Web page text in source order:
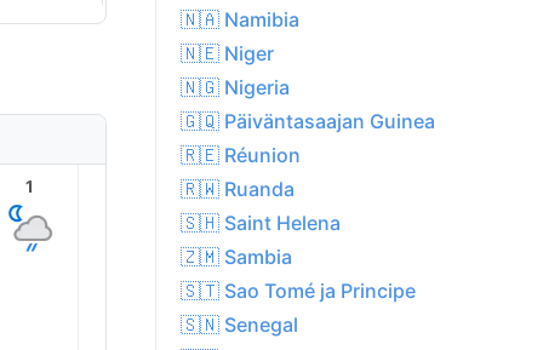
1 3
🇳🇦 Namibia
🇳🇪 Niger
🇳🇬 Nigeria
🇬🇶 Päiväntasaajan Guinea
🇷🇪 Réunion
🇷🇼 Ruanda
🇸🇭 Saint Helena
🇿🇲 Sambia
🇸🇹 Sao Tomé ja Principe
🇸🇳 Senegal